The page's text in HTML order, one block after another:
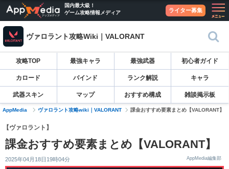
国内最大級！
ゲーム攻略情報メディア
ライター募集
ヴァロラント攻略Wiki｜VALORANT
攻略TOP 最強キャラ 最強武器 初心者ガイド
カロード バインド ランク解説 キャラ
武器スキン マップ おすすめ構成 雑談掲示板
AppMedia ヴァロラント攻略wiki｜VALORANT 課金おすすめ要素まとめ【VALORANT】
【ヴァロラント】
課金おすすめ要素まとめ【VALORANT】
2025年04月18日19時04分 AppMedia編集部